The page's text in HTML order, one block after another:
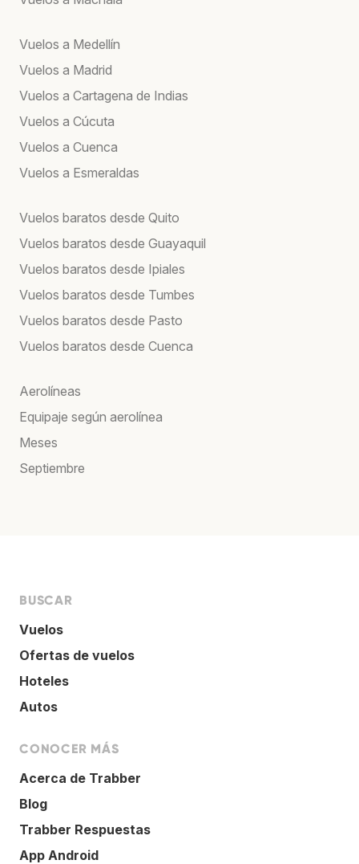
Vuelos a Medellín
Vuelos a Madrid
Vuelos a Cartagena de Indias
Vuelos a Cúcuta
Vuelos a Cuenca
Vuelos a Esmeraldas
Vuelos baratos desde Quito
Vuelos baratos desde Guayaquil
Vuelos baratos desde Ipiales
Vuelos baratos desde Tumbes
Vuelos baratos desde Pasto
Vuelos baratos desde Cuenca
Aerolíneas
Equipaje según aerolínea
Meses
Septiembre
BUSCAR
Vuelos
Ofertas de vuelos
Hoteles
Autos
CONOCER MÁS
Acerca de Trabber
Blog
Trabber Respuestas
App Android